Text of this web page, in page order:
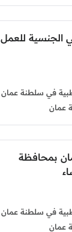
الجنسية للعمل
في سلطنة عمان
عمان
بمحافظة
في سلطنة عمان
عمان